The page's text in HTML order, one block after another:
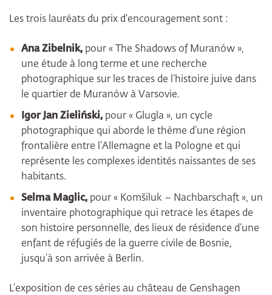
Les trois lauréats du prix d'encouragement sont :
Ana Zibelnik, pour « The Shadows of Muranów »,
une étude à long terme et une recherche
photographique sur les traces de l’histoire juive dans
le quartier de Muranów à Varsovie.
Igor Jan Zieliński, pour « Glugla », un cycle
photographique qui aborde le thème d’une région
frontalière entre l’Allemagne et la Pologne et qui
représente les complexes identités naissantes de ses
habitants.
Selma Maglic, pour « Komšiluk – Nachbarschaft », un
inventaire photographique qui retrace les étapes de
son histoire personnelle, des lieux de résidence d’une
enfant de réfugiés de la guerre civile de Bosnie,
jusqu’à son arrivée à Berlin.
L’exposition de ces séries au château de Genshagen